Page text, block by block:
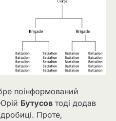
поінформований
Бутусов тоді додав
Проте,